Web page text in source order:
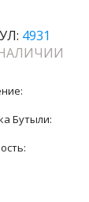
4931
Бутыли: